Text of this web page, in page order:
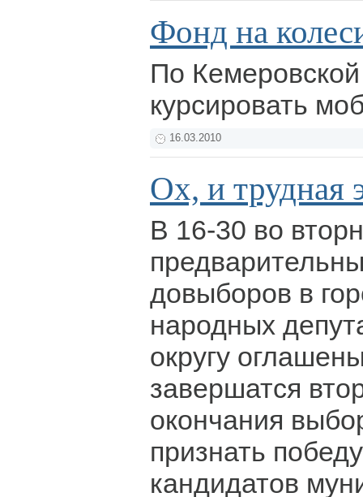
Фонд на
По
курсировать
16.03.2010
Ох, и трудная
В 16-30 во
довыборов в
народных
округу
завершатся
окончания
признать
кандидатов